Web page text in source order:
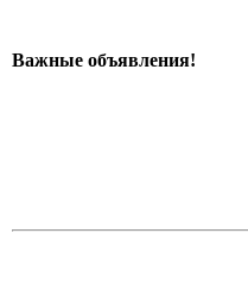
Важные объявления!